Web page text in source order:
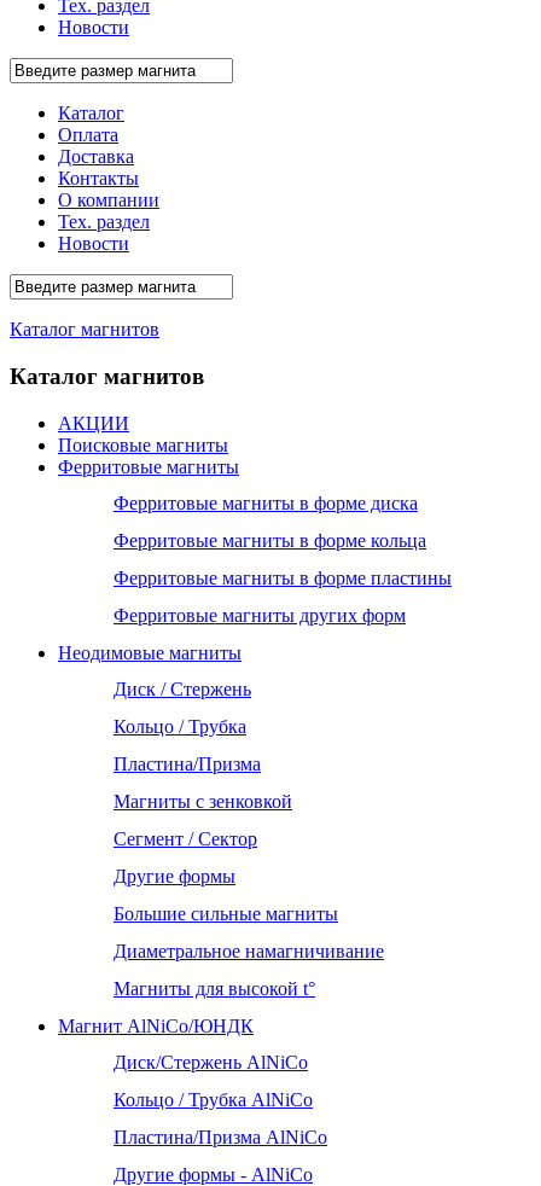
Тех. раздел
Новости
Каталог
Оплата
Доставка
Контакты
О компании
Тех. раздел
Новости
Каталог магнитов
Каталог магнитов
АКЦИИ
Поисковые магниты
Ферритовые магниты
Ферритовые магниты в форме диска
Ферритовые магниты в форме кольца
Ферритовые магниты в форме пластины
Ферритовые магниты других форм
Неодимовые магниты
Диск / Стержень
Кольцо / Трубка
Пластина/Призма
Магниты с зенковкой
Сегмент / Сектор
Другие формы
Большие сильные магниты
Диаметральное намагничивание
Магниты для высокой t°
Магнит AlNiCo/ЮНДК
Диск/Стержень AlNiCo
Кольцо / Трубка AlNiCo
Пластина/Призма AlNiCo
Другие формы - AlNiCo